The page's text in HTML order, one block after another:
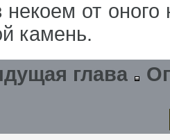
некоем от
камень.
глава